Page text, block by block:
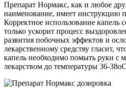
Препарат Нормакс, как и любое
наименование, имеет инструкцию
Корректное использование капель
только ускорит процесс
развития побочных эффектов и
лекарственному средству гласит,
капель необходимо помыть руки с
лекарством до температуры 36-